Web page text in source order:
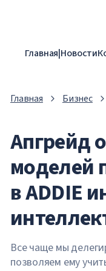
Главная|Новости
Главная Бизнес
Апгрейд
моделей
в ADDIE
Все чаще мы
позволяем ему